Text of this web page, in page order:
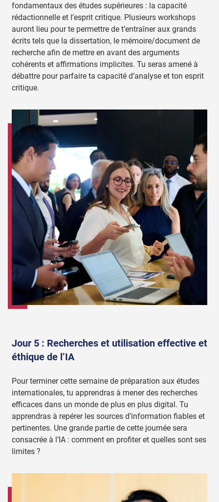
fondamentaux des études supérieures : la capacité
rédactionnelle et l’esprit critique. Plusieurs workshops
auront lieu pour te permettre de t’entraîner aux grands
écrits tels que la dissertation, le mémoire/document de
recherche afin de mettre en avant des arguments
cohérents et affirmations implicites. Tu seras amené à
débattre pour parfaire ta capacité d’analyse et ton esprit
critique.
Jour 5 : Recherches et utilisation effective et
éthique de l’IA
Pour terminer cette semaine de préparation aux études
internationales, tu apprendras à mener des recherches
efficaces dans un monde de plus en plus digital. Tu
apprendras à repérer les sources d’information fiables et
pertinentes. Une grande partie de cette journée sera
consacrée à l’IA : comment en profiter et quelles sont ses
limites ?